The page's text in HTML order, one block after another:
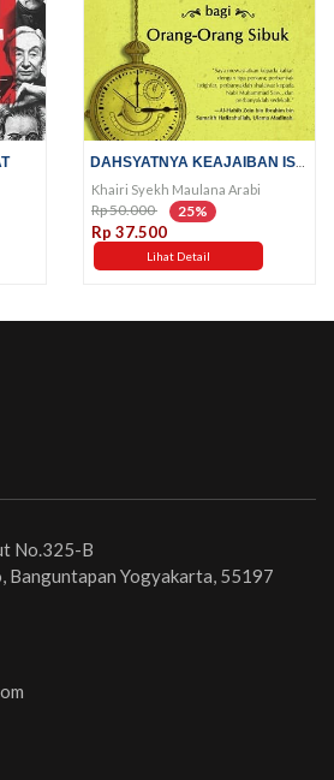
Khairi Syekh Maulana Arabi
Rp 50.000 25%
Rp 37.500
Lihat Detail
No.325-B
Banguntapan Yogyakarta, 55197